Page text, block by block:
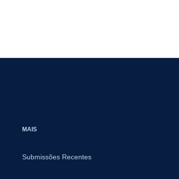
MAIS
Submissões Recentes